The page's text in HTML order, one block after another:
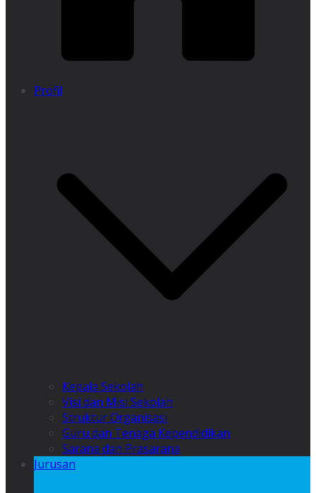
Profil
Kepala Sekolah
Visi dan Misi Sekolah
Struktur Organisasi
Guru dan Tenaga Kependidikan
Sarana dan Prasarana
Jurusan